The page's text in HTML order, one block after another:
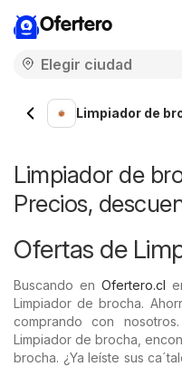
Ofertero
Limpiador de
Limpiador de
Precios,
Ofertas de
Buscando enOfertero.cl
Limpiador de brocha.
comprando con
Limpiador de brocha,
brocha. ¿Ya leíste sus